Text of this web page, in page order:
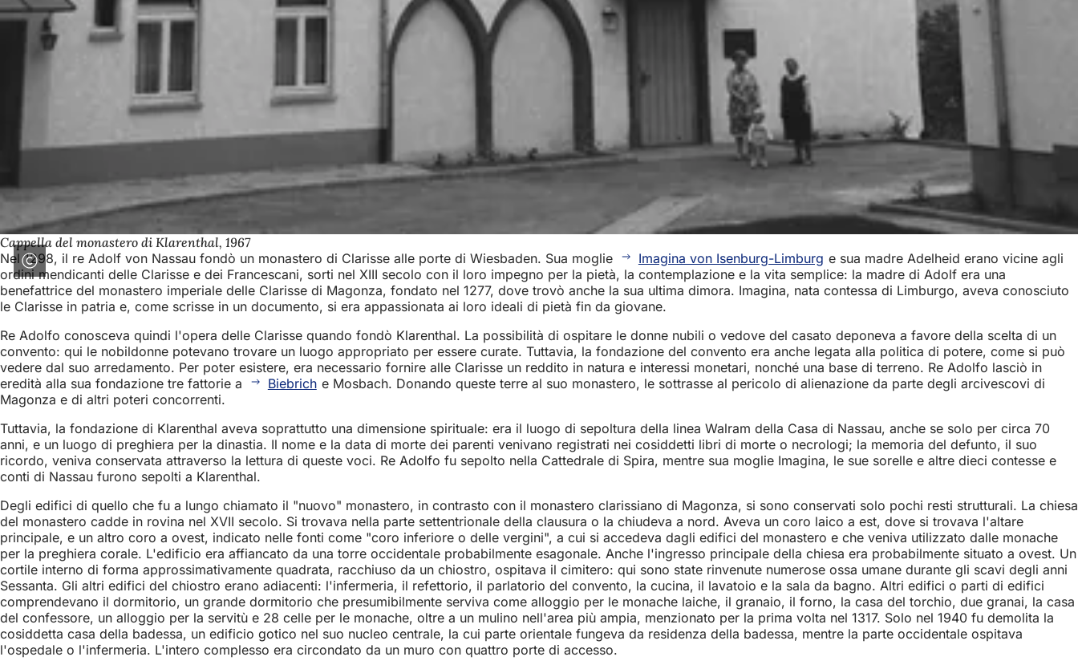
Cappella del monastero di Klarenthal, 1967
Nel 1298, il re Adolf von Nassau fondò un monastero di Clarisse alle porte di Wiesbaden. Sua moglie
Imagina von Isenburg-Limburg e sua madre Adelheid erano vicine agli
ordini mendicanti delle Clarisse e dei Francescani, sorti nel XIII secolo con il loro impegno per la pietà, la contemplazione e la vita semplice: la madre di Adolf era una
benefattrice del monastero imperiale delle Clarisse di Magonza, fondato nel 1277, dove trovò anche la sua ultima dimora. Imagina, nata contessa di Limburgo, aveva conosciuto
le Clarisse in patria e, come scrisse in un documento, si era appassionata ai loro ideali di pietà fin da giovane.
Re Adolfo conosceva quindi l'opera delle Clarisse quando fondò Klarenthal. La possibilità di ospitare le donne nubili o vedove del casato deponeva a favore della scelta di un
convento: qui le nobildonne potevano trovare un luogo appropriato per essere curate. Tuttavia, la fondazione del convento era anche legata alla politica di potere, come si può
vedere dal suo arredamento. Per poter esistere, era necessario fornire alle Clarisse un reddito in natura e interessi monetari, nonché una base di terreno. Re Adolfo lasciò in
eredità alla sua fondazione tre fattorie a
Biebrich e Mosbach. Donando queste terre al suo monastero, le sottrasse al pericolo di alienazione da parte degli arcivescovi di
Magonza e di altri poteri concorrenti.
Tuttavia, la fondazione di Klarenthal aveva soprattutto una dimensione spirituale: era il luogo di sepoltura della linea Walram della Casa di Nassau, anche se solo per circa 70
anni, e un luogo di preghiera per la dinastia. Il nome e la data di morte dei parenti venivano registrati nei cosiddetti libri di morte o necrologi; la memoria del defunto, il suo
ricordo, veniva conservata attraverso la lettura di queste voci. Re Adolfo fu sepolto nella Cattedrale di Spira, mentre sua moglie Imagina, le sue sorelle e altre dieci contesse e
conti di Nassau furono sepolti a Klarenthal.
Degli edifici di quello che fu a lungo chiamato il "nuovo" monastero, in contrasto con il monastero clarissiano di Magonza, si sono conservati solo pochi resti strutturali. La chiesa
del monastero cadde in rovina nel XVII secolo. Si trovava nella parte settentrionale della clausura o la chiudeva a nord. Aveva un coro laico a est, dove si trovava l'altare
principale, e un altro coro a ovest, indicato nelle fonti come "coro inferiore o delle vergini", a cui si accedeva dagli edifici del monastero e che veniva utilizzato dalle monache
per la preghiera corale. L'edificio era affiancato da una torre occidentale probabilmente esagonale. Anche l'ingresso principale della chiesa era probabilmente situato a ovest. Un
cortile interno di forma approssimativamente quadrata, racchiuso da un chiostro, ospitava il cimitero: qui sono state rinvenute numerose ossa umane durante gli scavi degli anni
Sessanta. Gli altri edifici del chiostro erano adiacenti: l'infermeria, il refettorio, il parlatorio del convento, la cucina, il lavatoio e la sala da bagno. Altri edifici o parti di edifici
comprendevano il dormitorio, un grande dormitorio che presumibilmente serviva come alloggio per le monache laiche, il granaio, il forno, la casa del torchio, due granai, la casa
del confessore, un alloggio per la servitù e 28 celle per le monache, oltre a un mulino nell'area più ampia, menzionato per la prima volta nel 1317. Solo nel 1940 fu demolita la
cosiddetta casa della badessa, un edificio gotico nel suo nucleo centrale, la cui parte orientale fungeva da residenza della badessa, mentre la parte occidentale ospitava
l'ospedale o l'infermeria. L'intero complesso era circondato da un muro con quattro porte di accesso.